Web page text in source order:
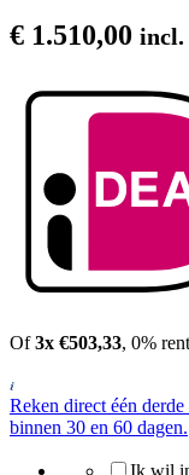
€ 1.510,00 incl.
Of3x €503,33, 0%
Reken direct één
binnen 30 en 60 dagen.
Ik wil